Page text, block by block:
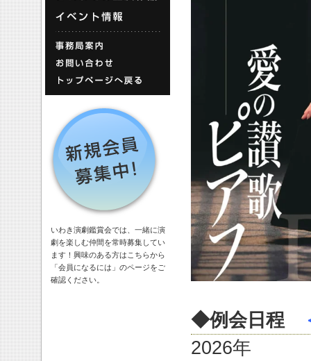
いわき演劇鑑賞会では、一緒に演
劇を楽しむ仲間を常時募集してい
ます！興味のある方はこちらから
「会員になるには」のページをご
確認ください。
◆例会日程
2026年